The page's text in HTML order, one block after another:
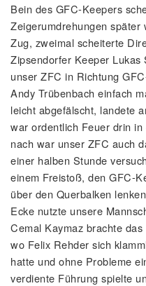
Bein des GFC-Keepers
Zeigerumdrehungen
Zug, zweimal scheiterte
Zipsendorfer Keeper
unser ZFC in Richtung
Andy Trübenbach einfach
leicht abgefälscht, landete
war ordentlich Feuer drin
nach war unser ZFC auch
einer halben Stunde
einem Freistoß, den GFC-
über den Querbalken
Ecke nutzte unsere
Cemal Kaymaz brachte
wo Felix Rehder sich
hatte und ohne Probleme
verdiente Führung spielte